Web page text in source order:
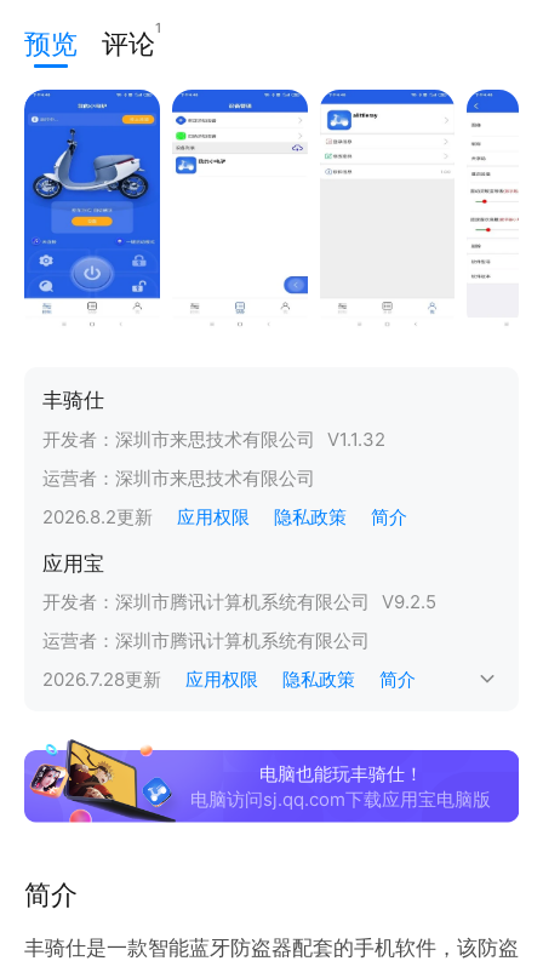
预览 评论1
丰骑仕
开发者： 深圳市来思技术有限公司 V1.1.32
运营者： 深圳市来思技术有限公司
2026.8.2更新 应用权限 隐私政策 简介
应用宝
开发者： 深圳市腾讯计算机系统有限公司 V9.2.5
运营者： 深圳市腾讯计算机系统有限公司
2026.7.28更新 应用权限 隐私政策 简介
电脑也能玩丰骑仕！
电脑访问sj.qq.com下载应用宝电脑版
简介
丰骑仕是一款智能蓝牙防盗器配套的手机软件，该防盗